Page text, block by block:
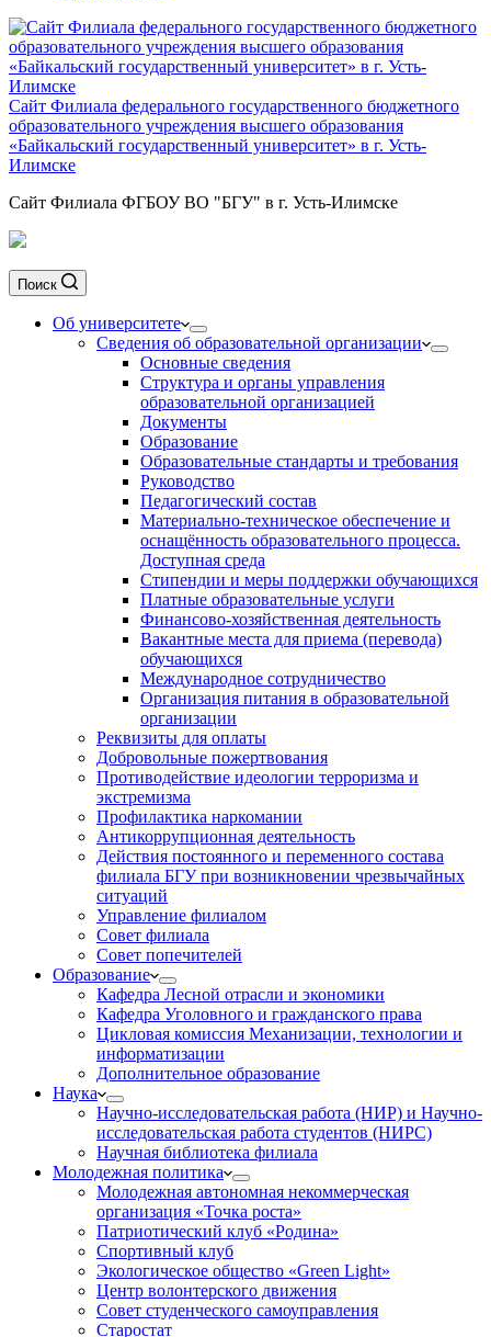
Сайт Филиала федерального государственного бюджетного
образовательного учреждения высшего образования
«Байкальский государственный университет» в г. Усть-
Илимске
Сайт Филиала ФГБОУ ВО "БГУ" в г. Усть-Илимске
Поиск
Об университете
Сведения об образовательной организации
Основные сведения
Структура и органы управления
образовательной организацией
Документы
Образование
Образовательные стандарты и требования
Руководство
Педагогический состав
Материально-техническое обеспечение и
оснащённость образовательного процесса.
Доступная среда
Стипендии и меры поддержки обучающихся
Платные образовательные услуги
Финансово-хозяйственная деятельность
Вакантные места для приема (перевода)
обучающихся
Международное сотрудничество
Организация питания в образовательной
организации
Реквизиты для оплаты
Добровольные пожертвования
Противодействие идеологии терроризма и
экстремизма
Профилактика наркомании
Антикоррупционная деятельность
Действия постоянного и переменного состава
филиала БГУ при возникновении чрезвычайных
ситуаций
Управление филиалом
Совет филиала
Совет попечителей
Образование
Кафедра Лесной отрасли и экономики
Кафедра Уголовного и гражданского права
Цикловая комиссия Механизации, технологии и
информатизации
Дополнительное образование
Наука
Научно-исследовательская работа (НИР) и Научно-
исследовательская работа студентов (НИРС)
Научная библиотека филиала
Молодежная политика
Молодежная автономная некоммерческая
организация «Точка роста»
Патриотический клуб «Родина»
Спортивный клуб
Экологическое общество «Green Light»
Центр волонтерского движения
Совет студенческого самоуправления
Старостат